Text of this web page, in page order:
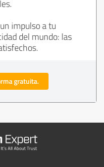
impulso a tu
del mundo: las
gratuita.